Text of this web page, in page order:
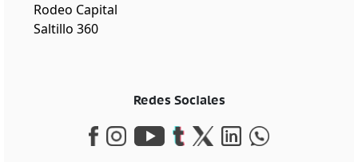
Rodeo Capital
Saltillo 360
Redes Sociales